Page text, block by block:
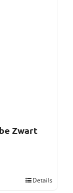
Zwart
Details